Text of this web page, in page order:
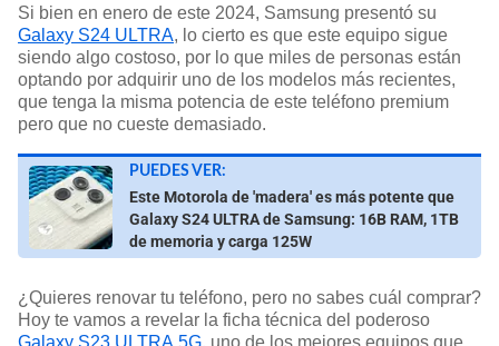
Si bien en enero de este 2024, Samsung presentó su
Galaxy S24 ULTRA, lo cierto es que este equipo sigue
siendo algo costoso, por lo que miles de personas están
optando por adquirir uno de los modelos más recientes,
que tenga la misma potencia de este teléfono premium
pero que no cueste demasiado.
PUEDES VER:
Este Motorola de 'madera' es más potente que
Galaxy S24 ULTRA de Samsung: 16B RAM, 1TB
de memoria y carga 125W
¿Quieres renovar tu teléfono, pero no sabes cuál comprar?
Hoy te vamos a revelar la ficha técnica del poderoso